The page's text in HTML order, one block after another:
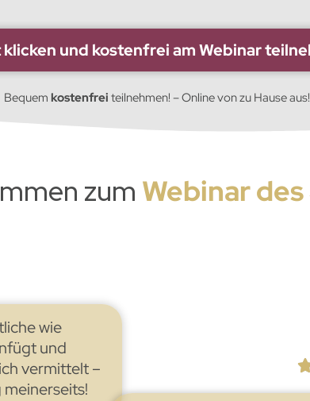
und kostenfrei am Webinar
Bequem kostenfrei teilnehmen! – Online von zu Hause aus!
zum Webinar
wie
und
vermittelt –